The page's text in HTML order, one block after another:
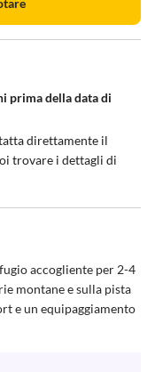
prima della data di
direttamente il
trovare i dettagli di
accogliente per 2-4
montane e sulla pista
e un equipaggiamento